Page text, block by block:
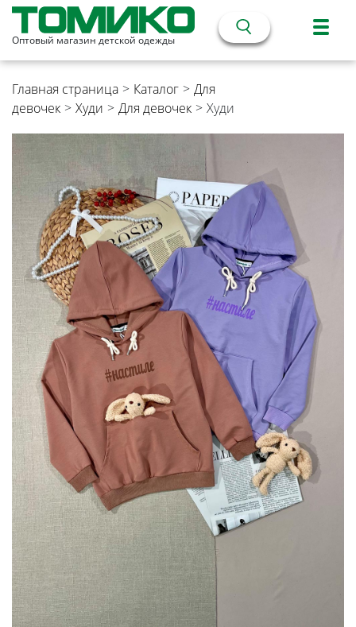
Оптовый магазин детской одежды
Главная страница > Каталог > Для
девочек > Худи > Для девочек > Худи